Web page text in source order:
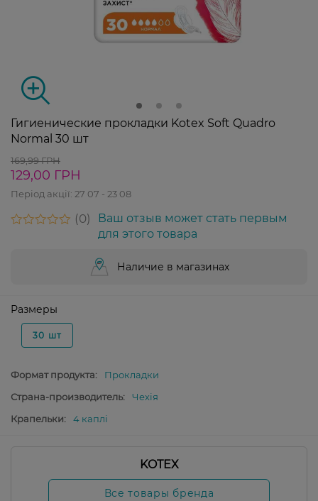
Гигиенические прокладки Kotex Soft Quadro
Normal 30 шт
169,99 ГРН
129,00 ГРН
Період акції: 27 07 - 23 08
0
Ваш отзыв может стать первым
для этого товара
Наличие в магазинах
Размеры
30 шт
Формат продукта:
Прокладки
Страна-производитель:
Чехія
Крапельки:
4 каплі
KOTEX
Все товары бренда